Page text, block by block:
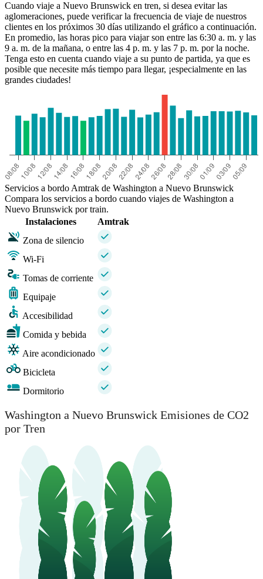
Cuando viaje a Nuevo Brunswick en tren, si desea evitar las
aglomeraciones, puede verificar la frecuencia de viaje de nuestros
clientes en los próximos 30 días utilizando el gráfico a continuación.
En promedio, las horas pico para viajar son entre las 6:30 a. m. y las
9 a. m. de la mañana, o entre las 4 p. m. y las 7 p. m. por la noche.
Tenga esto en cuenta cuando viaje a su punto de partida, ya que es
posible que necesite más tiempo para llegar, ¡especialmente en las
grandes ciudades!
Servicios a bordo Amtrak de Washington a Nuevo Brunswick
Compara los servicios a bordo cuando viajes de Washington a
Nuevo Brunswick por train.
Instalaciones
Amtrak
Zona de silencio
Wi-Fi
Tomas de corriente
Equipaje
Accesibilidad
Comida y bebida
Aire acondicionado
Bicicleta
Dormitorio
Washington a Nuevo Brunswick Emisiones de CO2
por Tren